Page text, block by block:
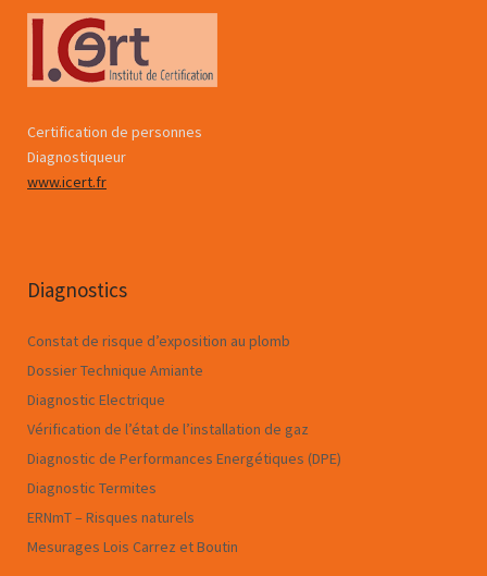
Certification de personnes
Diagnostiqueur
www.icert.fr
Diagnostics
Constat de risque d’exposition au plomb
Dossier Technique Amiante
Diagnostic Electrique
Vérification de l’état de l’installation de gaz
Diagnostic de Performances Energétiques (DPE)
Diagnostic Termites
ERNmT – Risques naturels
Mesurages Lois Carrez et Boutin